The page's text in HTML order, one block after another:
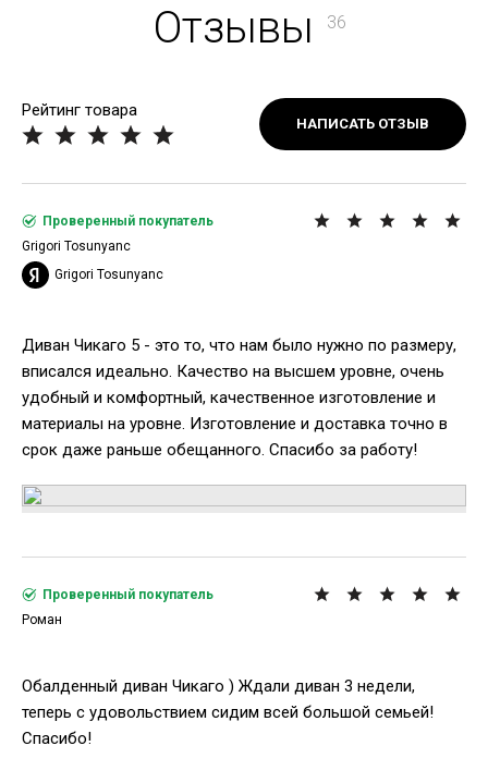
Отзывы 36
Рейтинг товара
НАПИСАТЬ ОТЗЫВ
Диван Чикаго 5 - это то, что нам было нужно по размеру,
вписался идеально. Качество на высшем уровне, очень
удобный и комфортный, качественное изготовление и
материалы на уровне. Изготовление и доставка точно в
срок даже раньше обещанного. Спасибо за работу!
Проверенный покупатель
Grigori Tosunyanc
Grigori Tosunyanc
Обалденный диван Чикаго ) Ждали диван 3 недели,
теперь с удовольствием сидим всей большой семьей!
Спасибо!
Проверенный покупатель
Роман